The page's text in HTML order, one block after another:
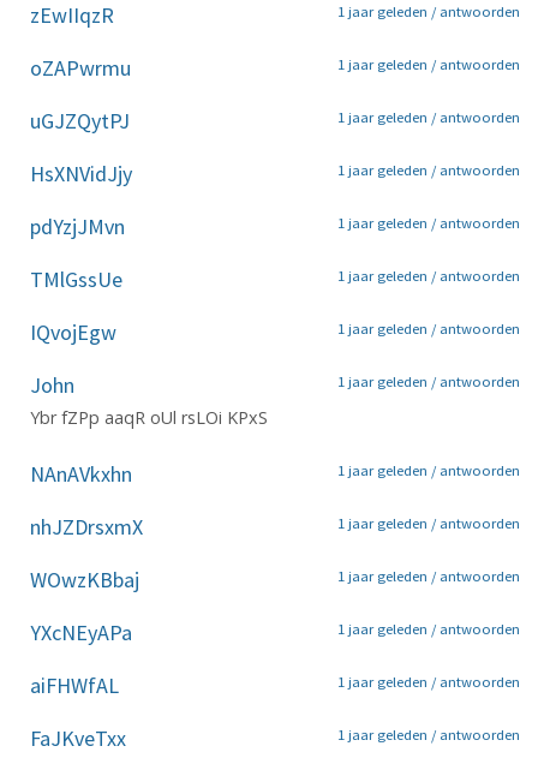
zEwIIqzR 1 jaar geleden / antwoorden
oZAPwrmu 1 jaar geleden / antwoorden
uGJZQytPJ 1 jaar geleden / antwoorden
HsXNVidJjy 1 jaar geleden / antwoorden
pdYzjJMvn 1 jaar geleden / antwoorden
TMlGssUe 1 jaar geleden / antwoorden
IQvojEgw 1 jaar geleden / antwoorden
John 1 jaar geleden / antwoorden
Ybr fZPp aaqR oUl rsLOi KPxS
NAnAVkxhn 1 jaar geleden / antwoorden
nhJZDrsxmX 1 jaar geleden / antwoorden
WOwzKBbaj 1 jaar geleden / antwoorden
YXcNEyAPa 1 jaar geleden / antwoorden
aiFHWfAL 1 jaar geleden / antwoorden
FaJKveTxx 1 jaar geleden / antwoorden